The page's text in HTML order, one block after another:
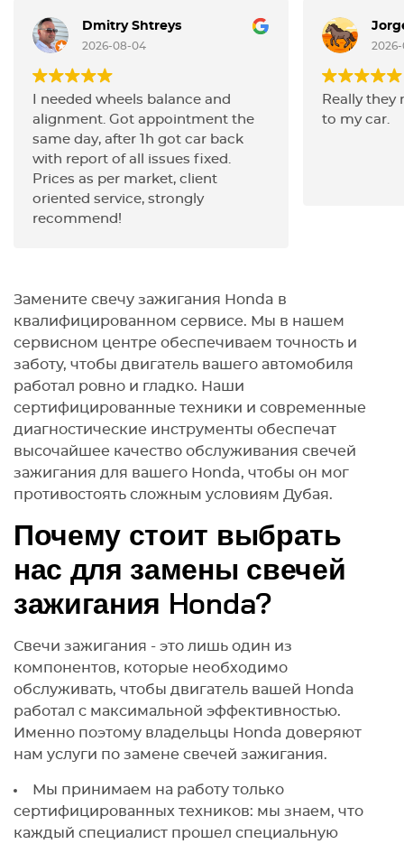
Dmitry Shtreys
2026-08-04
I needed wheels balance and
alignment. Got appointment the
same day, after 1h got car back
with report of all issues fixed.
Prices as per market, client
oriented service, strongly
recommend!
Really they
to my car.
Замените свечу зажигания Honda в
квалифицированном сервисе. Мы в нашем
сервисном центре обеспечиваем точность и
заботу, чтобы двигатель вашего автомобиля
работал ровно и гладко. Наши
сертифицированные техники и современные
диагностические инструменты обеспечат
высочайшее качество обслуживания свечей
зажигания для вашего Honda, чтобы он мог
противостоять сложным условиям Дубая.
Почему стоит выбрать
нас для замены свечей
зажигания Honda?
Свечи зажигания - это лишь один из
компонентов, которые необходимо
обслуживать, чтобы двигатель вашей Honda
работал с максимальной эффективностью.
Именно поэтому владельцы Honda доверяют
нам услуги по замене свечей зажигания.
Мы принимаем на работу только
сертифицированных техников: мы знаем, что
каждый специалист прошел специальную